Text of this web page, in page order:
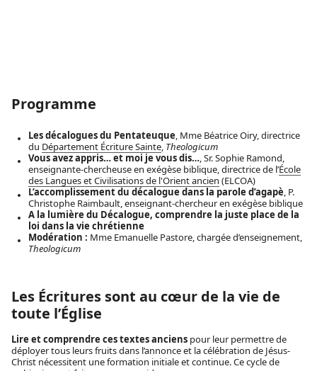
Programme
Les décalogues du Pentateuque, Mme Béatrice Oiry, directrice
du Département Écriture Sainte, Theologicum
Vous avez appris… et moi je vous dis…, Sr. Sophie Ramond,
enseignante-chercheuse en exégèse biblique, directrice de l’École
des Langues et Civilisations de l'Orient ancien (ELCOA)
L’accomplissement du décalogue dans la parole d’agapè, P.
Christophe Raimbault, enseignant-chercheur en exégèse biblique
A la lumière du Décalogue, comprendre la juste place de la
loi dans la vie chrétienne
Modération : Mme Emanuelle Pastore, chargée d’enseignement,
Theologicum
Les Écritures sont au cœur de la vie de
toute l’Église
Lire et comprendre ces textes anciens pour leur permettre de
déployer tous leurs fruits dans l’annonce et la célébration de Jésus-
Christ nécessitent une formation initiale et continue. Ce cycle de